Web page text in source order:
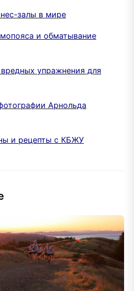
залы в мире
и обматывание
упражнения для
Арнольда
и рецепты с КБЖУ